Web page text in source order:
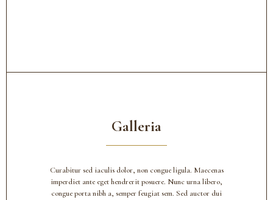
Galleria
Curabitur sed iaculis dolor, non congue ligula. Maecenas
imperdiet ante eget hendrerit posuere. Nunc urna libero,
congue porta nibh a, semper feugiat sem. Sed auctor dui